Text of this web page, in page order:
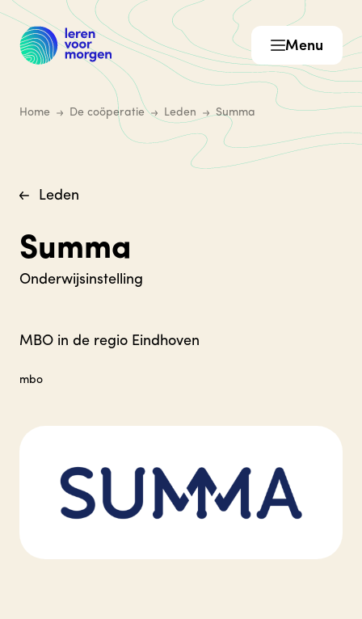
Menu
Home De coöperatie Leden Summa
Leden
Summa
Onderwijsinstelling
MBO in de regio Eindhoven
mbo